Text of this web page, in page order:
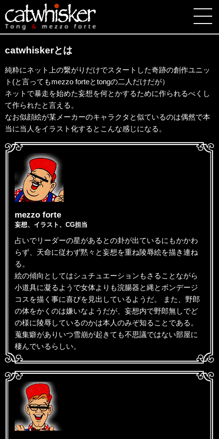
catwhiskerとは
純粋にネット上の繋がりだけでスタートした奇跡の創作ユニッ
ト(と言ってもmezzo forteとtongの二人だけだが）
ネットで暴走を始めた妄想を何とかするために作られるべくし
て作られたと言える。
なお似顔絵が某メーカーのキャラクタと似ているのは偶然で本
当に当人をイラスト化するとこんな感じになる。
mezzo forte
妄想、イラスト、CG担当
占いでリーダーの星があるとの卦が出ているにもかかわ
らず、天命に従わず黙々と妄想を重ね陵辱絵を描き連ね
る。
絵の傾向としてはシュチュエーションもさることながら
小道具に凝るようで女体よりも浣腸器と縄とボンデージ
コスを描く事に喜びを見出しているようだ。 また、野郎
の体をかくのは嫌いなようだが、妄想内で野郎無しでど
の様に陵辱しているのかは本人のみぞ知ることである。
蒐集癖がありいつ雪崩が起きても不思議ではない部屋に
棲んでいるらしい。